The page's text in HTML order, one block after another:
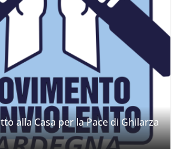
alla Casa per la Pace di Ghilarza